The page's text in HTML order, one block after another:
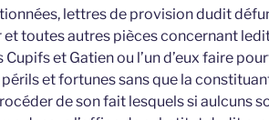
lettres de provision dudit
et toutes autres pièces concernant
et Gatien ou l’un d’eux faire
et fortunes sans que la
de son fait lesquels si aulcuns